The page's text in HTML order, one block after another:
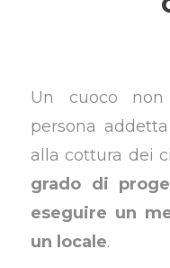
Un cuoco
persona
alla cottura dei
grado di
eseguire un
un locale.